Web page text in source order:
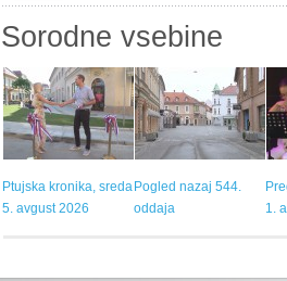
Sorodne vsebine
Ptujska kronika, sreda
5. avgust 2026
Pogled nazaj 544.
oddaja
1.